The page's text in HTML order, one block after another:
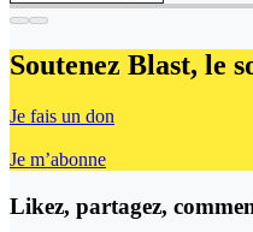
Soutenez Blast, le
Je fais un don
Je m’abonne
Likez, partagez,